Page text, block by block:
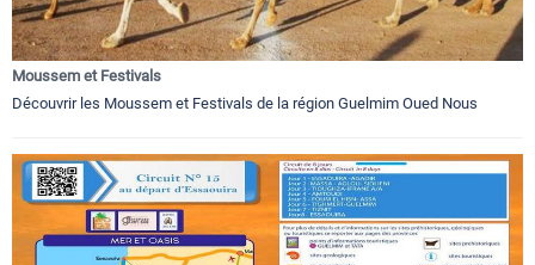
Moussem et Festivals
Découvrir les Moussem et Festivals de la région Guelmim Oued Nous